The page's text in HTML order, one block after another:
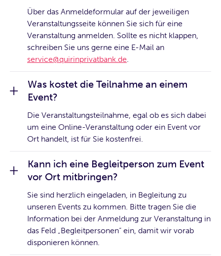
Über das Anmeldeformular auf der jeweiligen
Veranstaltungsseite können Sie sich für eine
Veranstaltung anmelden. Sollte es nicht klappen,
schreiben Sie uns gerne eine E-Mail an
service@quirinprivatbank.de.
Was kostet die Teilnahme an einem
Event?
Die Veranstaltungsteilnahme, egal ob es sich dabei
um eine Online-Veranstaltung oder ein Event vor
Ort handelt, ist für Sie kostenfrei.
Kann ich eine Begleitperson zum Event
vor Ort mitbringen?
Sie sind herzlich eingeladen, in Begleitung zu
unseren Events zu kommen. Bitte tragen Sie die
Information bei der Anmeldung zur Veranstaltung in
das Feld „Begleitpersonen“ ein, damit wir vorab
disponieren können.